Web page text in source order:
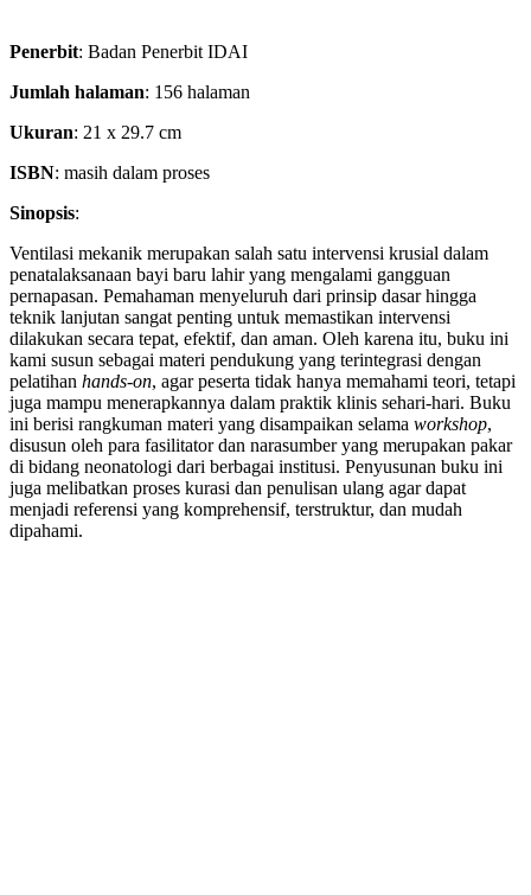
Penerbit: Badan Penerbit IDAI
Jumlah halaman: 156 halaman
Ukuran: 21 x 29.7 cm
ISBN: masih dalam proses
Sinopsis:
Ventilasi mekanik merupakan salah satu intervensi krusial dalam
penatalaksanaan bayi baru lahir yang mengalami gangguan
pernapasan. Pemahaman menyeluruh dari prinsip dasar hingga
teknik lanjutan sangat penting untuk memastikan intervensi
dilakukan secara tepat, efektif, dan aman. Oleh karena itu, buku ini
kami susun sebagai materi pendukung yang terintegrasi dengan
pelatihan hands-on, agar peserta tidak hanya memahami teori, tetapi
juga mampu menerapkannya dalam praktik klinis sehari-hari. Buku
ini berisi rangkuman materi yang disampaikan selama workshop,
disusun oleh para fasilitator dan narasumber yang merupakan pakar
di bidang neonatologi dari berbagai institusi. Penyusunan buku ini
juga melibatkan proses kurasi dan penulisan ulang agar dapat
menjadi referensi yang komprehensif, terstruktur, dan mudah
dipahami.